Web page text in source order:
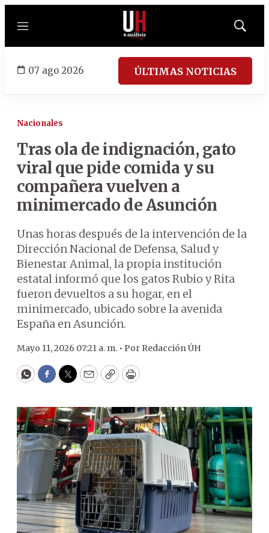
Menú
Mostrar
07 ago 2026 ÚLTIMAS NOTICIAS
Nacionales
Tras ola de indignación, gato
viral que pide comida y su
compañera vuelven a
minimercado de Asunción
Unas horas después de la intervención de la
Dirección Nacional de Defensa, Salud y
Bienestar Animal, la propia institución
estatal informó que los gatos Rubio y Rita
fueron devueltos a su hogar, en el
minimercado, ubicado sobre la avenida
España en Asunción.
Mayo 11, 2026 07:21 a. m. • Por Redacción ÚH
WhatsApp
Facebook
Twitter
EmailCopyPrint